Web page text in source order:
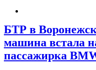
БТР в
машина встала
пассажирка